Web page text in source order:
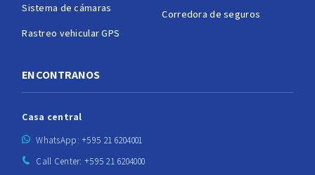
Sistema de cámaras
Rastreo vehicular GPS
Corredora de seguros
ENCONTRANOS
Casa central
WhatsApp: +595 21 6204001
Call Center: +595 21 6204000